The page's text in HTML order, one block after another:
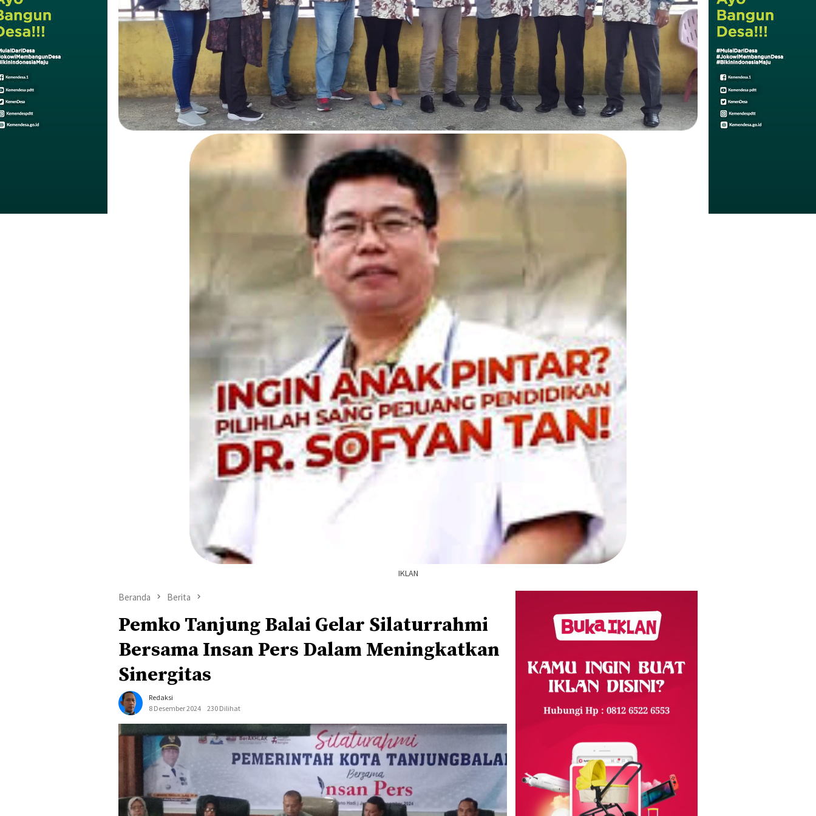
IKLAN
Beranda Berita
Pemko Tanjung Balai Gelar Silaturrahmi
Bersama Insan Pers Dalam Meningkatkan
Sinergitas
Redaksi
8 Desember 2024
230 Dilihat